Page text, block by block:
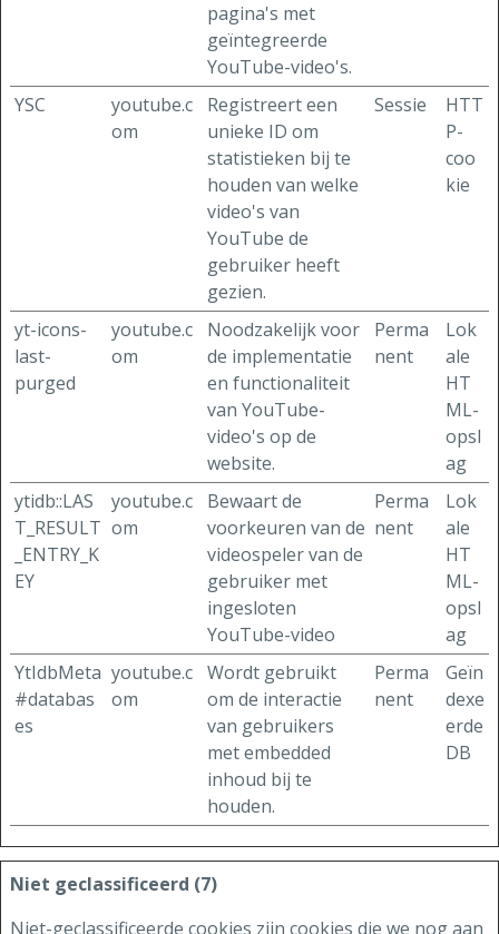
pagina's met
geïntegreerde
YouTube-video's.
YSC
youtube.c
om
Registreert een
unieke ID om
statistieken bij te
houden van welke
video's van
YouTube de
gebruiker heeft
gezien.
Sessie
HTT
P-
coo
kie
yt-icons-
last-
purged
youtube.c
om
Noodzakelijk voor
de implementatie
en functionaliteit
van YouTube-
video's op de
website.
Perma
nent
Lok
ale
HT
ML-
opsl
ag
ytidb::LAS
T_RESULT
_ENTRY_K
EY
youtube.c
om
Bewaart de
voorkeuren van de
videospeler van de
gebruiker met
ingesloten
YouTube-video
Perma
nent
Lok
ale
HT
ML-
opsl
ag
YtIdbMeta
#databas
es
youtube.c
om
Wordt gebruikt
om de interactie
van gebruikers
met embedded
inhoud bij te
houden.
Perma
nent
Geïn
dexe
erde
DB
Niet geclassificeerd (7)
Niet-geclassificeerde cookies zijn cookies die we nog aan